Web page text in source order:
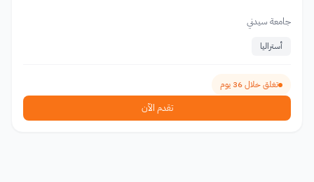
جامعة سيدني
أستراليا
تغلق خلال 36 يوم
تقدم الآن